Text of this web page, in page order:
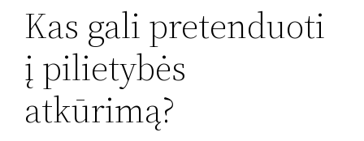
Kas gali pretenduoti
į pilietybės
atkūrimą?